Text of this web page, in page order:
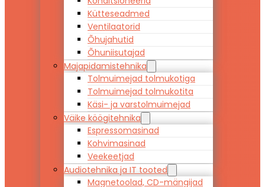
Kütteseadmed
Ventilaatorid
Õhujahutid
Õhuniisutajad
Majapidamistehnika
Tolmuimejad tolmukotiga
Tolmuimejad tolmukotita
Käsi- ja varstolmuimejad
Väike köögitehnika
Espressomasinad
Kohvimasinad
Veekeetjad
Audiotehnika ja IT tooted
Magnetoolad, CD-mängijad